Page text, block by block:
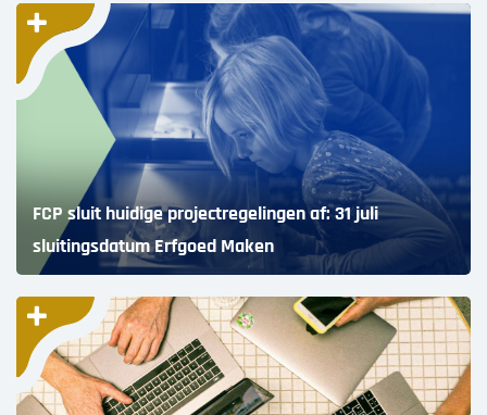
FCP sluit huidige projectregelingen af: 31 juli
sluitingsdatum Erfgoed Maken